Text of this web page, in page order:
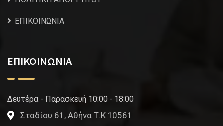
ΕΠΙΚΟΙΝΩΝΙΑ
ΕΠΙΚΟΙΝΩΝΙΑ
Δευτέρα - Παρασκευή 10:00 - 18:00
Σταδίου 61, Αθήνα Τ.Κ 10561